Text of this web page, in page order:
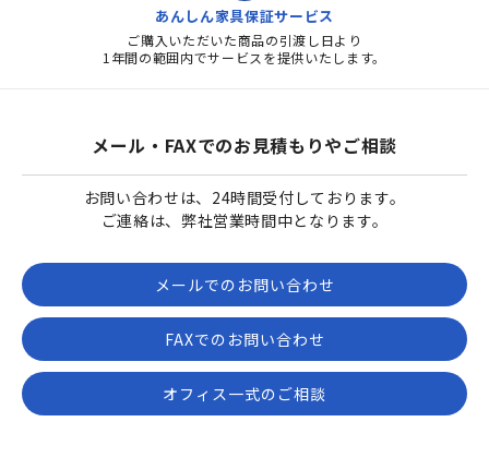
あんしん家具保証サービス
ご購入いただいた商品の引渡し日より
1年間の範囲内でサービスを提供いたします。
メール・FAXでのお見積もりやご相談
お問い合わせは、24時間受付しております。
ご連絡は、弊社営業時間中となります。
メールでのお問い合わせ
FAXでのお問い合わせ
オフィス一式のご相談